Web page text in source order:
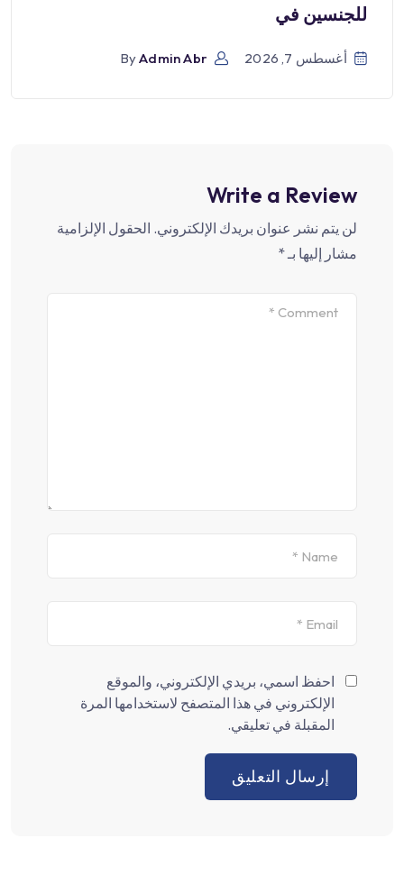
للجنسين في
أغسطس 7, 2026 ByAdmin Abr
Write a Review
لن يتم نشر عنوان بريدك الإلكتروني. الحقول الإلزامية
مشار إليها بـ*
احفظ اسمي، بريدي الإلكتروني، والموقع
الإلكتروني في هذا المتصفح لاستخدامها المرة
المقبلة في تعليقي.